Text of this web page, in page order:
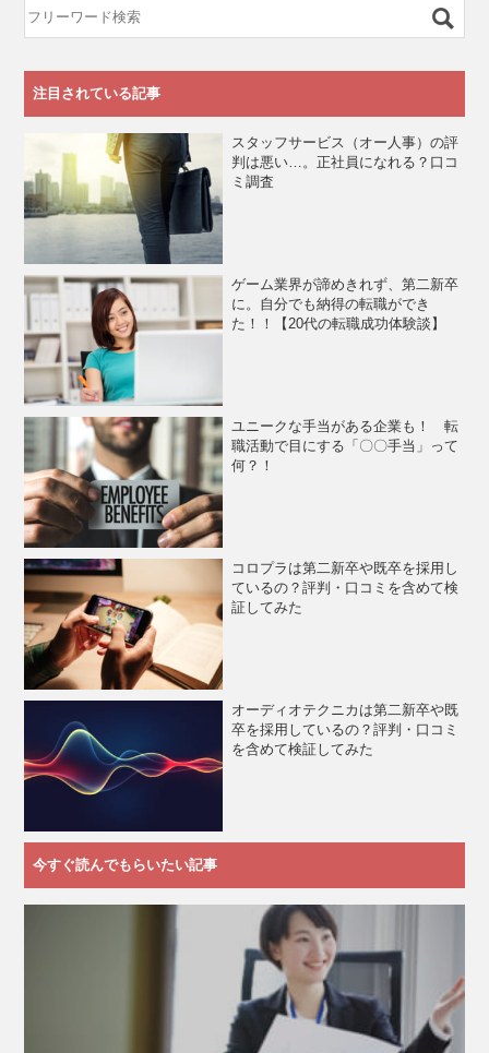
注目されている記事
スタッフサービス（オー人事）の評
判は悪い…。正社員になれる？口コ
ミ調査
ゲーム業界が諦めきれず、第二新卒
に。自分でも納得の転職ができ
た！！【20代の転職成功体験談】
ユニークな手当がある企業も！ 転
職活動で目にする「〇〇手当」って
何？！
コロプラは第二新卒や既卒を採用し
ているの？評判・口コミを含めて検
証してみた
オーディオテクニカは第二新卒や既
卒を採用しているの？評判・口コミ
を含めて検証してみた
今すぐ読んでもらいたい記事